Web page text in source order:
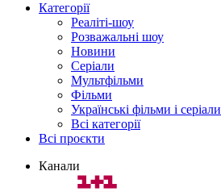
Категорії
Реаліті-шоу
Розважальні шоу
Новини
Серіали
Мультфільми
Фільми
Українські фільми і серіали
Всі категорії
Всі проєкти
Канали